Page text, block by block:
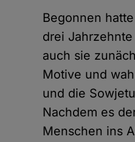
Begonnen
drei
auch sie
Motive und
und die
Nachdem es
Menschen ins